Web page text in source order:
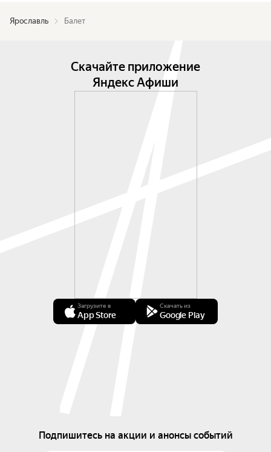
Ярославль Балет
Скачайте приложение
Яндекс Афиши
Загрузите в
App Store
Скачать из
Google Play
Подпишитесь на акции и анонсы событий